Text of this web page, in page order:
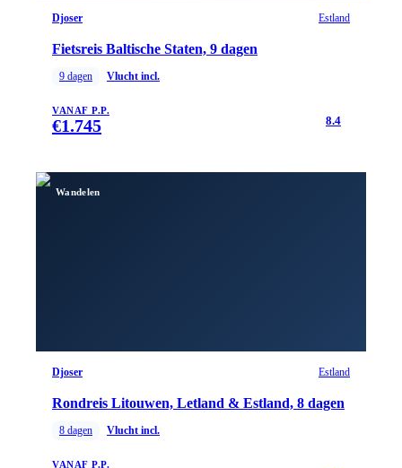
Djoser Estland
Fietsreis Baltische Staten, 9 dagen
9 dagen Vlucht incl.
VANAF P.P.
€1.745 8.4
Wandelen
Djoser Estland
Rondreis Litouwen, Letland & Estland, 8 dagen
8 dagen Vlucht incl.
VANAF P.P.